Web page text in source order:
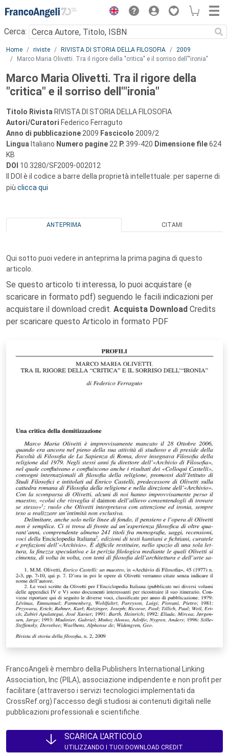
Menu
Cerca:
Main content
Home riviste RIVISTA DI STORIA DELLA FILOSOFIA
2009
Marco Maria Olivetti. Tra il rigore della "critica" e il sorriso dell'"ironia"
Marco Maria Olivetti. Tra il rigore della
"critica" e il sorriso dell'"ironia"
Titolo Rivista RIVISTA DI STORIA DELLA FILOSOFIA
Autori/Curatori Federico Ferraguto
Anno di pubblicazione 2009 Fascicolo 2009/2
Lingua Italiano Numero pagine 22 P. 399-420 Dimensione file624
KB
DOI 10.3280/SF2009-002012
Il DOI è il codice a barre della proprietà intellettuale: per saperne di
più clicca qui
ANTEPRIMA CITAMI
Qui sotto puoi vedere in anteprima la prima pagina di questo
articolo.
Se questo articolo ti interessa, lo puoi acquistare (e
scaricare in formato pdf) seguendo le facili indicazioni per
acquistare il download credit. Acquista Download Credits
per scaricare questo Articolo in formato PDF
FrancoAngeli è membro della Publishers International Linking
Association, Inc (PILA), associazione indipendente e non profit per
facilitare (attraverso i servizi tecnologici implementati da
CrossRef.org) l’accesso degli studiosi ai contenuti digitali nelle
pubblicazioni professionali e scientifiche.
SCARICA L'ARTICOLO
UTILIZZANDO I TUOI DOWNLOAD CREDIT